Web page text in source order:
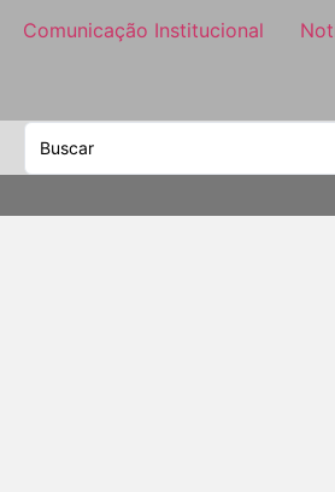
Comunicação Institucional